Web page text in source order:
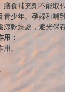
膳食補充劑不能取
青少年。孕婦和哺
乾燥處，避光保存
：
。